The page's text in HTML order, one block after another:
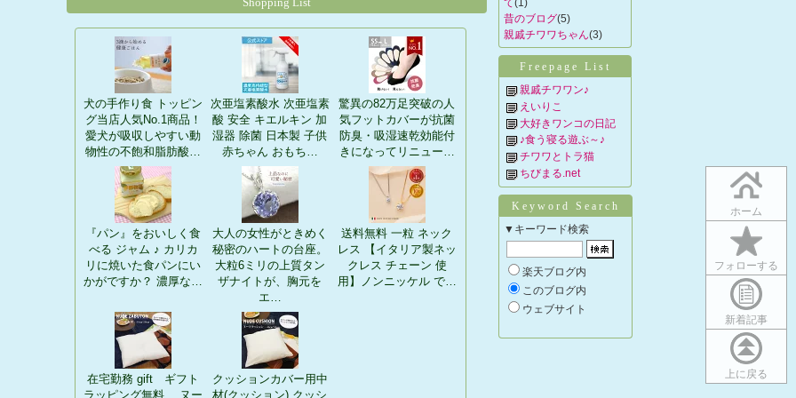
犬の手作り食 トッピン
グ当店人気No.1商品！
愛犬が吸収しやすい動
物性の不飽和脂肪酸…
次亜塩素酸水 次亜塩素
酸 安全 キエルキン 加
湿器 除菌 日本製 子供
赤ちゃん おもち…
驚異の82万足突破の人
気フットカバーが抗菌
防臭・吸湿速乾効能付
きになってリニュー…
『パン』をおいしく食
べる ジャム ♪ カリカ
リに焼いた食パンにい
かがですか？ 濃厚な…
大人の女性がときめく
秘密のハートの台座。
大粒6ミリの上質タン
ザナイトが、胸元を
エ…
送料無料 一粒 ネック
レス 【イタリア製ネッ
クレス チェーン 使
用】ノンニッケル で…
在宅勤務 gift ギフト
ラッピング無料 ヌー
クッションカバー用中
材(クッション) クッシ
ホーム
フォローする
新着記事
上に戻る
て (1)
昔のブログ(5)
親戚チワワちゃん(3)
Freepage List
親戚チワワン♪
えいりこ
大好きワンコの日記
♪食う寝る遊ぶ～♪
チワワとトラ猫
ちびまる.net
Keyword Search
▼キーワード検索
楽天ブログ内
このブログ内
ウェブサイト